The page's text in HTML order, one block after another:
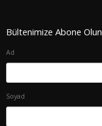
Bültenimize Abone Olun
Ad
Soyad